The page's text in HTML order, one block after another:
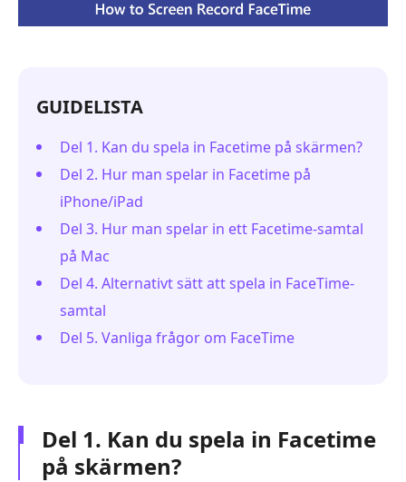
GUIDELISTA
Del 1. Kan du spela in Facetime på skärmen?
Del 2. Hur man spelar in Facetime på
iPhone/iPad
Del 3. Hur man spelar in ett Facetime-samtal
på Mac
Del 4. Alternativt sätt att spela in FaceTime-
samtal
Del 5. Vanliga frågor om FaceTime
Del 1. Kan du spela in Facetime
på skärmen?